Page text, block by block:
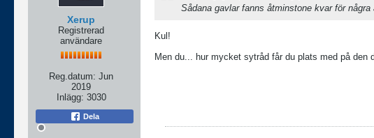
Xerup
Registrerad
användare
Reg.datum: Jun
2019
Inlägg: 3030
Dela
Sådana gavlar fanns åtminstone kvar för några
Kul!
Men du... hur mycket sytråd får du plats med på den